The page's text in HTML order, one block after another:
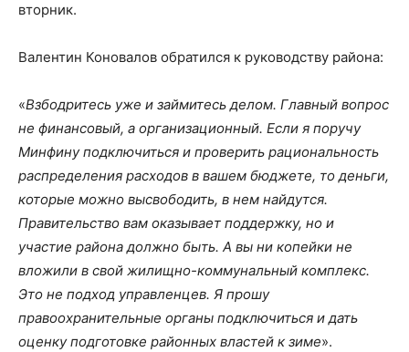
вторник.
Валентин Коновалов обратился к руководству района:
«Взбодритесь уже и займитесь делом. Главный вопрос
не финансовый, а организационный. Если я поручу
Минфину подключиться и проверить рациональность
распределения расходов в вашем бюджете, то деньги,
которые можно высвободить, в нем найдутся.
Правительство вам оказывает поддержку, но и
участие района должно быть. А вы ни копейки не
вложили в свой жилищно-коммунальный комплекс.
Это не подход управленцев. Я прошу
правоохранительные органы подключиться и дать
оценку подготовке районных властей к зиме».